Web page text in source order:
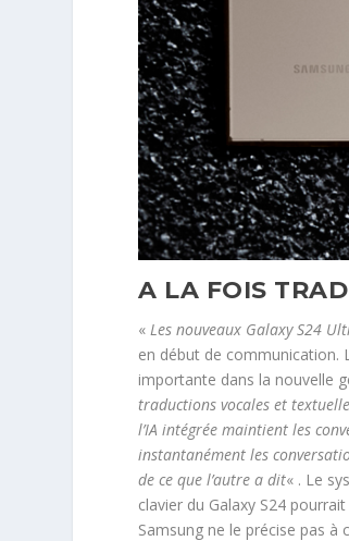
A LA FOIS
« Les nouveaux Galaxy S24
en début de communication.
importante dans la nouvelle
traductions vocales et
l’IA intégrée maintient les
instantanément les
de ce que l’autre a dit« . Le
clavier du Galaxy S24
Samsung ne le précise pas à